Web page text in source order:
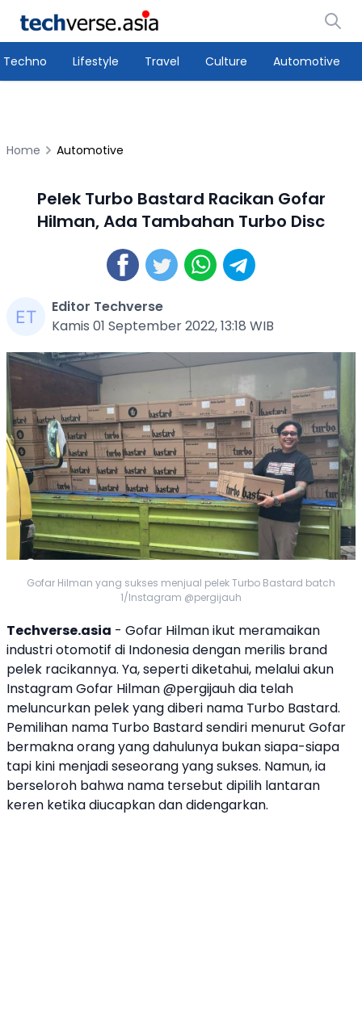
Techno Lifestyle Travel Culture Automotive
Home Automotive
Pelek Turbo Bastard Racikan Gofar
Hilman, Ada Tambahan Turbo Disc
Editor Techverse
Kamis 01 September 2022, 13:18 WIB
Gofar Hilman yang sukses menjual pelek Turbo Bastard batch
1/Instagram @pergijauh
Techverse.asia - Gofar Hilmanikut meramaikan
industri otomotif di Indonesia dengan merilis brand
pelek racikannya. Ya, seperti diketahui, melalui akun
InstagramGofar Hilman@pergijauh dia telah
meluncurkan pelek yang diberi nama Turbo Bastard.
Pemilihan nama Turbo Bastardsendiri menurut Gofar
bermakna orang yang dahulunya bukan siapa-siapa
tapi kini menjadi seseorang yang sukses. Namun, ia
berseloroh bahwa nama tersebut dipilih lantaran
keren ketika diucapkan dan didengarkan.